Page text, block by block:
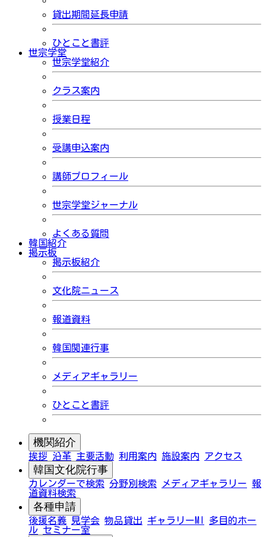
貸出期間延長申請
ひとこと書評
世宗学堂
世宗学堂紹介
クラス案内
授業日程
受講申込案内
講師プロフィール
世宗学堂ジャーナル
よくある質問
韓国紹介
掲示板
掲示板紹介
文化院ニュース
報道資料
韓国関連行事
メディアギャラリー
ひとこと書評
機関紹介
挨拶 沿革 主要活動 利用案内 施設案内 アクセス
韓国文化院行事
カレンダーで検索 分野別検索 メディアギャラリー 報
道資料検索
各種申請
後援名義 見学会 物品貸出 ギャラリーMI
多目的ホー
ル セミナー室